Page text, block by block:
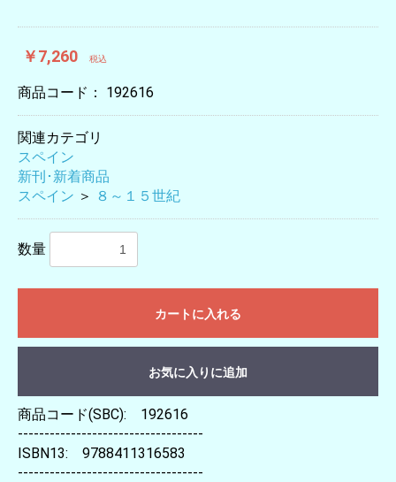
￥7,260 税込
商品コード： 192616
関連カテゴリ
スペイン
新刊･新着商品
スペイン ＞ ８～１５世紀
数量
カートに入れる
お気に入りに追加
商品コード(SBC): 192616
-----------------------------------
ISBN13: 9788411316583
-----------------------------------